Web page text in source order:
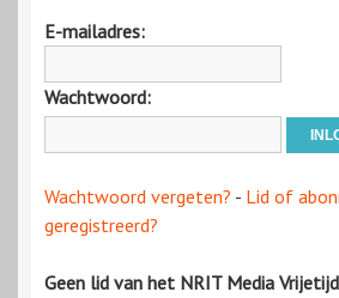
E-mailadres:
Wachtwoord:
Wachtwoord vergeten? - Lid of
geregistreerd?
Geen lid van het NRIT Media